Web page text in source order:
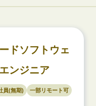
ドソフトウェ
ンジニア
員(無期) 一部リモート可